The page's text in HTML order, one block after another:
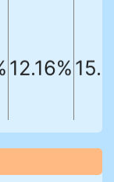
12.16%